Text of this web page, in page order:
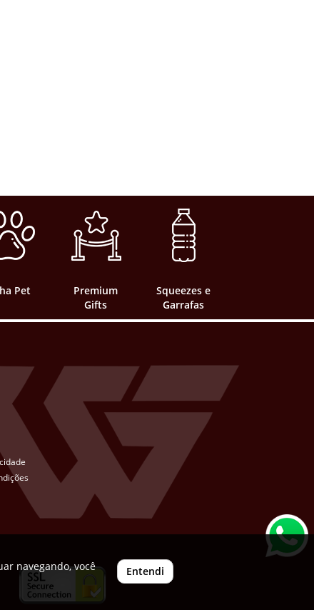
Pet
Premium
Gifts
Squeezes e
Garrafas
navegando, você
Entendi